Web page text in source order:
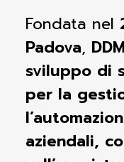
Fondata nel
Padova,
sviluppo di
per la
aziendali,